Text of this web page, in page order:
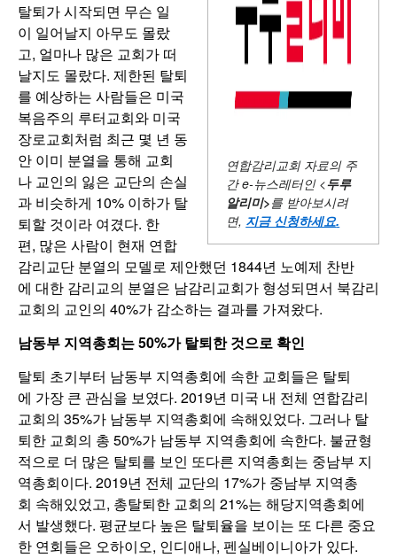
연합감리교회 자료의 주
간e-뉴스레터인 <두루
알리미>를 받아보시려
면, 지금 신청하세요.
탈퇴가 시작되면 무슨 일
이 일어날지 아무도 몰랐
고, 얼마나 많은 교회가 떠
날지도 몰랐다. 제한된 탈퇴
를 예상하는 사람들은 미국
복음주의 루터교회와 미국
장로교회처럼 최근 몇 년 동
안 이미 분열을 통해 교회
나 교인의 잃은 교단의 손실
과 비슷하게 10% 이하가 탈
퇴할 것이라 여겼다. 한
편, 많은 사람이 현재 연합
감리교단 분열의 모델로 제안했던 1844년 노예제 찬반
에 대한 감리교의 분열은 남감리교회가 형성되면서 북감리
교회의 교인의 40%가 감소하는 결과를 가져왔다.
남동부 지역총회는 50%가 탈퇴한 것으로 확인
탈퇴 초기부터 남동부 지역총회에 속한 교회들은 탈퇴
에 가장 큰 관심을 보였다. 2019년 미국 내 전체 연합감리
교회의 35%가 남동부 지역총회에 속해있었다. 그러나 탈
퇴한 교회의 총 50%가 남동부 지역총회에 속한다. 불균형
적으로 더 많은 탈퇴를 보인 또다른 지역총회는 중남부 지
역총회이다. 2019년 전체 교단의 17%가 중남부 지역총
회 속해있었고, 총탈퇴한 교회의 21%는 해당지역총회에
서 발생했다. 평균보다 높은 탈퇴율을 보이는 또 다른 중요
한 연회들은 오하이오, 인디애나, 펜실베이니아가 있다.